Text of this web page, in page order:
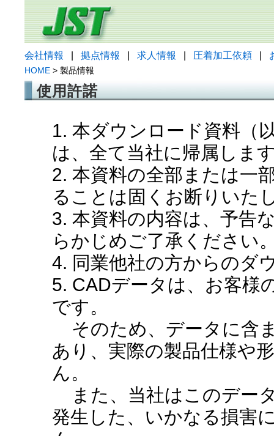
会社情報 拠点情報 求人情報 圧着加工依頼
HOME > 製品情報
使用許諾
1. 本ダウンロード資料（
は、全て当社に帰属しま
2. 本資料の全部または一
ることは固くお断りいた
3. 本資料の内容は、予告
らかじめご了承ください
4. 同業他社の方からのダ
5. CADデータは、お客様
です。
そのため、データに含
あり、実際の製品仕様や
ん。
また、当社はこのデー
発生した、いかなる損害